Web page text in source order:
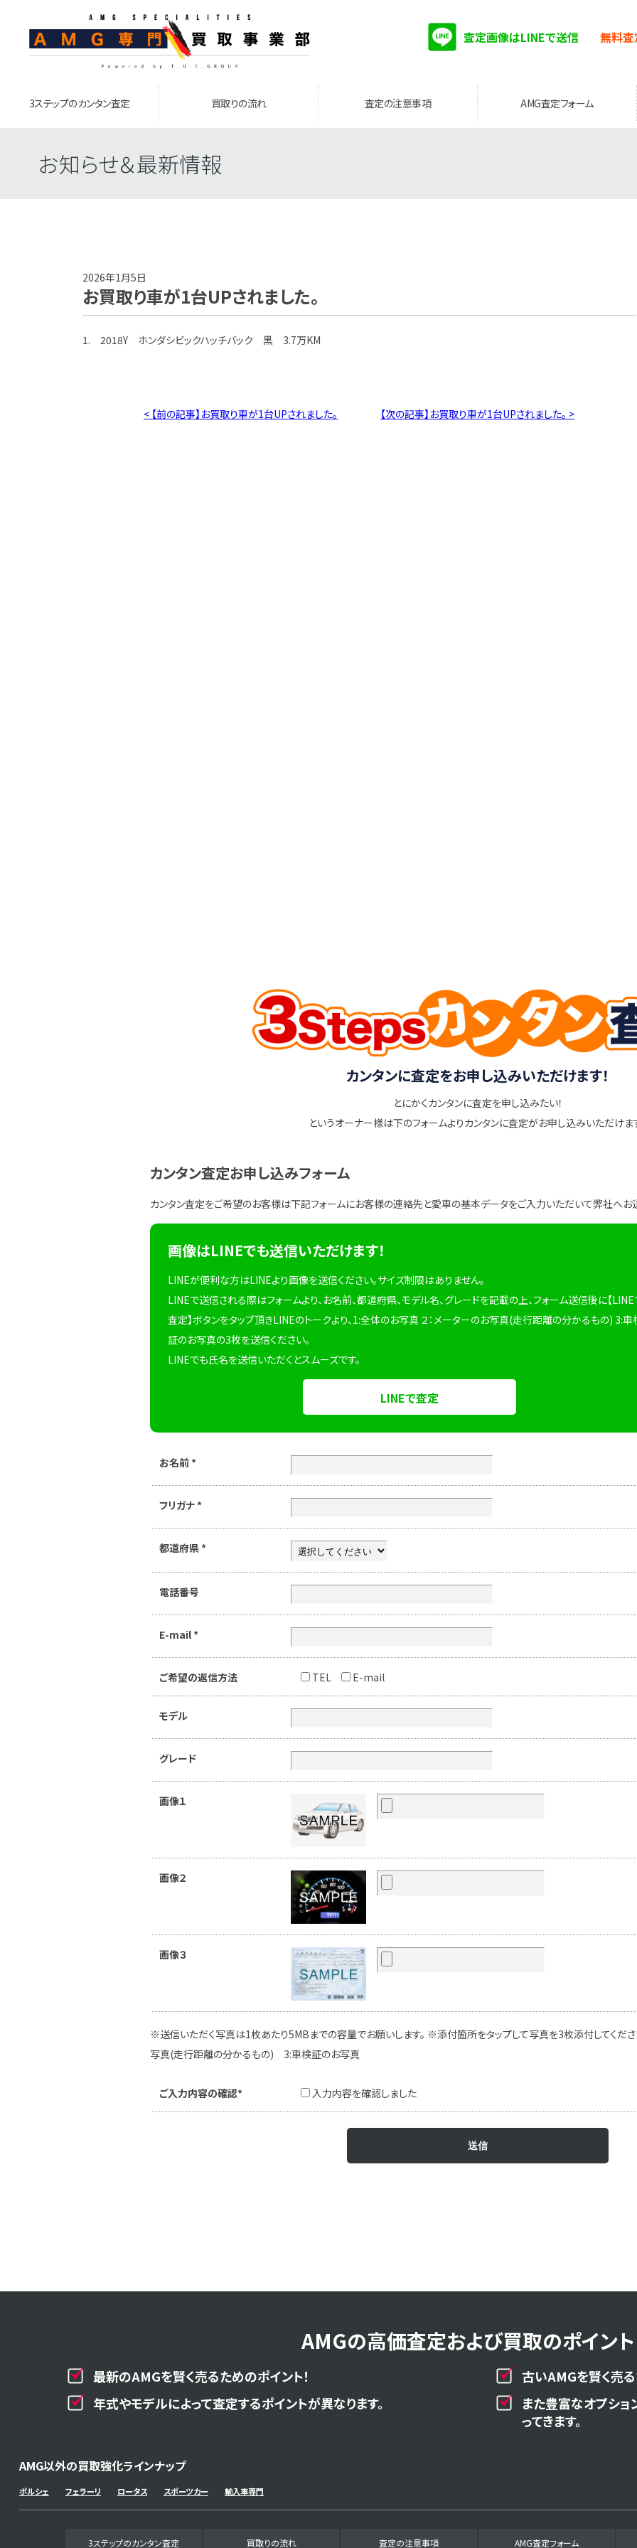
査定画像はLINEで送信 無料査
3ステップのカンタン査定 買取りの流れ 査定の注意事項 AMG査定フォーム
お知らせ＆最新情報
2026年1月5日
お買取り車が1台UPされました。
1. 2018Y ホンダシビックハッチバック 黒 3.7万KM
< 【前の記事】お買取り車が1台UPされました。 【次の記事】お買取り車が1台UPされました。 >
カンタンに査定をお申し込みいただけます！
とにかくカンタンに査定を申し込みたい！
というオーナー様は下のフォームよりカンタンに査定がお申し込みいただけま
カンタン査定お申し込みフォーム
カンタン査定をご希望のお客様は下記フォームにお客様の連絡先と愛車の基本データをご入力いただいて弊社へお
画像はLINEでも送信いただけます！
LINEが便利な方はLINEより画像を送信ください。サイズ制限はありません。
LINEで送信される際はフォームより、お名前、都道府県、モデル名、グレードを記載の上、フォーム送信後に【LINE
査定】ボタンをタップ頂きLINEのトークより、1:全体のお写真 ２：メーターのお写真(走行距離の分かるもの) 3:車
証のお写真の3枚を送信ください。
LINEでも氏名を送信いただくとスムーズです。
LINEで査定
お名前 *
フリガナ *
都道府県 *
電話番号
E-mail *
ご希望の返信方法 TEL E-mail
モデル
グレード
画像１
画像２
画像３
※送信いただく写真は1枚あたり5MBまでの容量でお願いします。 ※添付箇所をタップして写真を3枚添付してくだ
写真(走行距離の分かるもの) 3:車検証のお写真
ご入力内容の確認* 入力内容を確認しました
AMGの高価査定および買取のポイント
最新のAMGを賢く売るためのポイント！
古いAMGを賢く売
年式やモデルによって査定するポイントが異なります。
また豊富なオプシ
ってきます。
AMG以外の買取強化ラインナップ
ポルシェ フェラーリ ロータス スポーツカー 輸入車専門
3ステップのカンタン査定 買取りの流れ 査定の注意事項 AMG査定フォーム